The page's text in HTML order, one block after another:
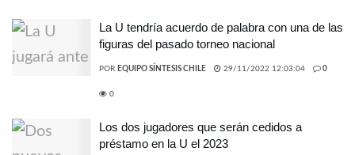
La U tendría acuerdo de palabra con una de las
figuras del pasado torneo nacional
POR EQUIPO SÍNTESIS CHILE 29/11/2022 12:03:04 0
0
Los dos jugadores que serán cedidos a
préstamo en la U el 2023